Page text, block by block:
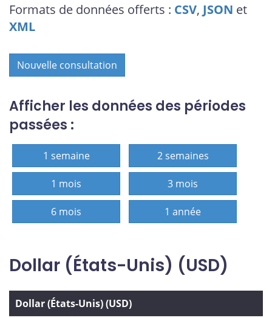
Formats de données offerts : CSV, JSON et
XML
Nouvelle consultation
Afficher les données des périodes
passées :
1 semaine 2 semaines
1 mois 3 mois
6 mois 1 année
Dollar (États-Unis) (USD)
Dollar (États-Unis) (USD)